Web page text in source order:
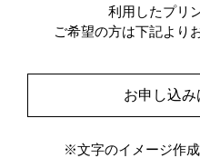
利用したプリ
ご希望の方は下記より
お申し込
※文字のイメージ作